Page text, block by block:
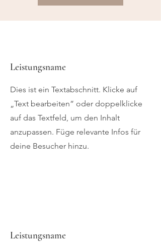
Leistungsname
Dies ist ein Textabschnitt. Klicke auf
„Text bearbeiten” oder doppelklicke
auf das Textfeld, um den Inhalt
anzupassen. Füge relevante Infos für
deine Besucher hinzu.
Leistungsname